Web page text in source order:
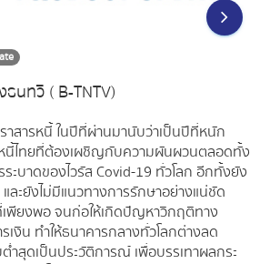
นทวี ( B-TNTV)
าสารหนี้ ในปีที่ผ่านมานับว่าเป็นปีที่หนัก
นี้ไทยที่ต้องเผชิญกับความผันผวนตลอดทั้ง
ะบาดของไวรัส Covid-19 ทั่วโลก อีกทั้งยัง
ละยังไม่มีแนวทางการรักษาอย่างแน่ชัด
พียงพอ จนก่อให้เกิดปัญหาวิกฤติทาง
เงิน ทำให้ธนาคารกลางทั่วโลกต่างลด
ำสุดเป็นประวัติการณ์ เพื่อบรรเทาผลกระ